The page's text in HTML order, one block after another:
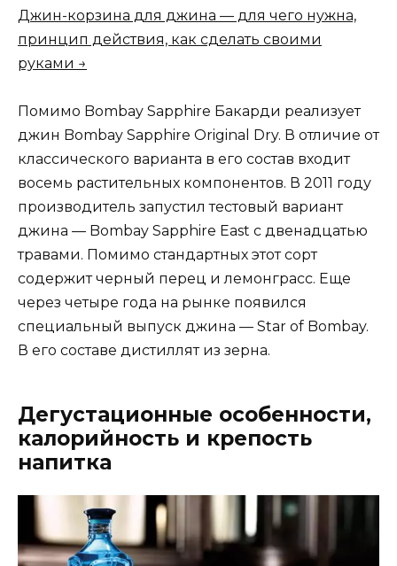
Джин-корзина для джина — для чего нужна,
принцип действия, как сделать своими
руками →
Помимо Bombay Sapphire Бакарди реализует
джин Bombay Sapphire Original Dry. В отличие от
классического варианта в его состав входит
восемь растительных компонентов. В 2011 году
производитель запустил тестовый вариант
джина — Bombay Sapphire East с двенадцатью
травами. Помимо стандартных этот сорт
содержит черный перец и лемонграсс. Еще
через четыре года на рынке появился
специальный выпуск джина — Star of Bombay.
В его составе дистиллят из зерна.
Дегустационные особенности,
калорийность и крепость
напитка